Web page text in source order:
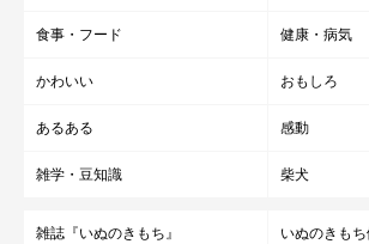
食事・フード 健康・病気
かわいい おもしろ
あるある 感動
雑学・豆知識 柴犬
雑誌『いぬのきもち』 いぬのきも